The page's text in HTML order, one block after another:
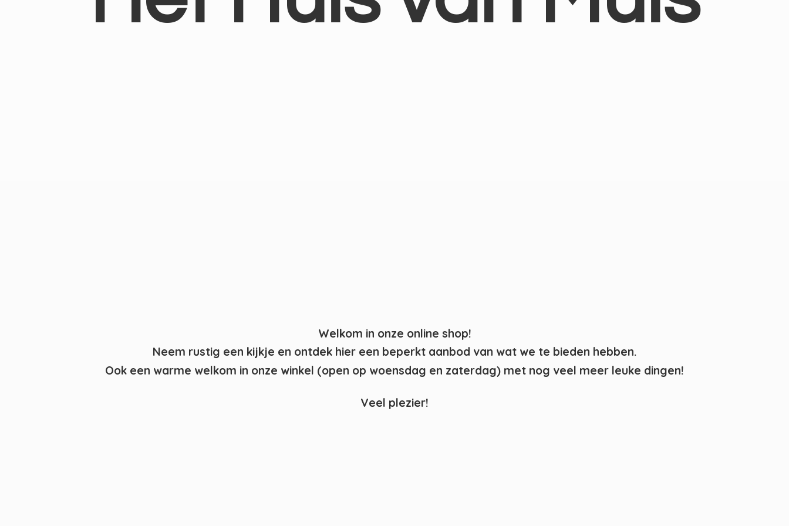
Welkom in onze online shop!
Neem rustig een kijkje en ontdek hier een beperkt aanbod van wat we te bieden hebben.
Ook een warme welkom in onze winkel (open op woensdag en zaterdag) met nog veel meer leuke dingen!
Veel plezier!